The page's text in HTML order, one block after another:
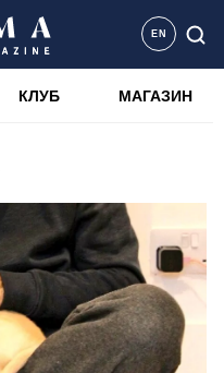
EN
КЛУБ МАГАЗИН